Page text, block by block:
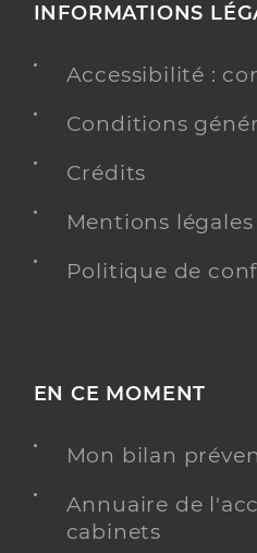
INFORMATIONS
Accessibilité :
Conditions
Crédits
Mentions légales
Politique de
EN CE MOMENT
Mon bilan
Annuaire de
cabinets